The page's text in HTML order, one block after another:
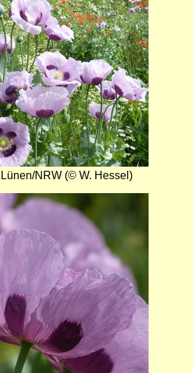
NRW (© W. Hessel)